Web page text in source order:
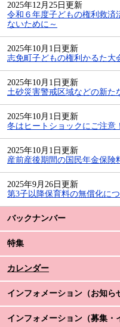
バックナンバー
特集
カレンダー
インフォメーション（お知ら
インフォメーション（募集・
2025年12月25日更新
令和６年度子どもの権利救済
ないために～
2025年10月1日更新
志免町子どもの権利かるた大
2025年10月1日更新
土砂災害警戒区域などの新た
2025年10月1日更新
冬はヒートショックにご注意！
2025年10月1日更新
産前産後期間の国民年金保険
2025年9月26日更新
第3子以降保育料の無償化に